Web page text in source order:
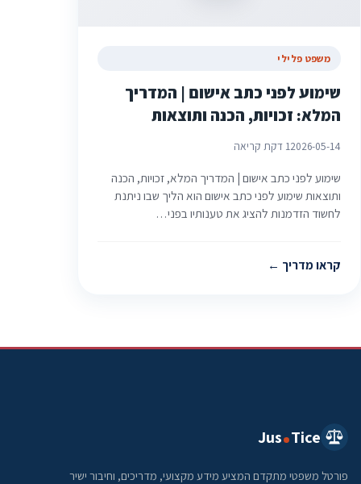
משפט פלילי
שימוע לפני כתב אישום | המדריך
המלא: זכויות, הכנה ותוצאות
2026-05-141 דקת קריאה
שימוע לפני כתב אישום | המדריך המלא, זכויות, הכנה
ותוצאות שימוע לפני כתב אישום הוא הליך שבו ניתנת
לחשוד הזדמנות להציג את טענותיו בפני…
קראו מדריך
Jus Tice
פורטל משפטי מתקדם המציע מידע מקצועי, מדריכים, וחיבור ישיר